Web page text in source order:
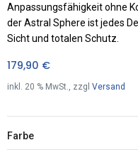
Anpassungsfähigkeit ohne
der Astral Sphere ist jedes
Sicht und totalen Schutz.
179,90 €
inkl. 20 % MwSt., zzgl Versand
Farbe